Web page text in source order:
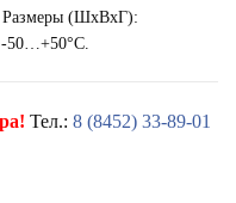
Размеры (ШхВхГ):
-50…+50°С.
Тел.: 8 (8452) 33-89-01